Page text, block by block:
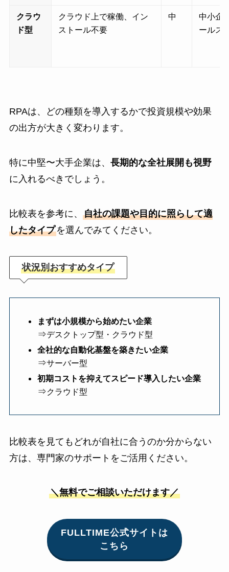
クラウ
ド型
クラウド上で稼働、イン
ストール不要
中
中小企
ールス
RPAは、どの種類を導入するかで投資規模や効果
の出方が大きく変わります。
特に中堅〜大手企業は、 長期的な全社展開も視野
に入れるべきでしょう。
比較表を参考に、 自社の課題や目的に照らして適
したタイプを選んでみてください。
状況別おすすめタイプ
まずは小規模から始めたい企業
⇒デスクトップ型・クラウド型
全社的な自動化基盤を築きたい企業
⇒サーバー型
初期コストを抑えてスピード導入したい企業
⇒クラウド型
比較表を見てもどれが自社に合うのか分からない
方は、専門家のサポートをご活用ください。
＼無料でご相談いただけます／
FULLTIME公式サイトは
こちら